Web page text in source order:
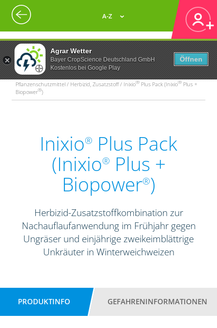
Agrar Wetter
Bayer CropScience Deutschland GmbH
Kostenlos bei Google Play
Öffnen
A-Z
Pflanzenschutzmittel / Herbizid, Zusatzstoff / Inixio® Plus Pack (Inixio® Plus +
Biopower®)
Inixio® Plus Pack
(Inixio® Plus +
Biopower®)
Herbizid-Zusatzstoffkombination zur
Nachauflaufanwendung im Frühjahr gegen
Ungräser und einjährige zweikeimblättrige
Unkräuter in Winterweichweizen
PRODUKTINFO GEFAHRENINFORMATIONEN